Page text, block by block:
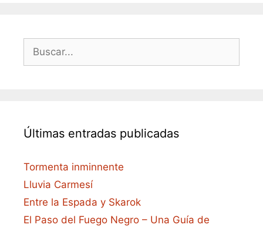
Últimas entradas publicadas
Tormenta inminnente
Lluvia Carmesí
Entre la Espada y Skarok
El Paso del Fuego Negro – Una Guía de